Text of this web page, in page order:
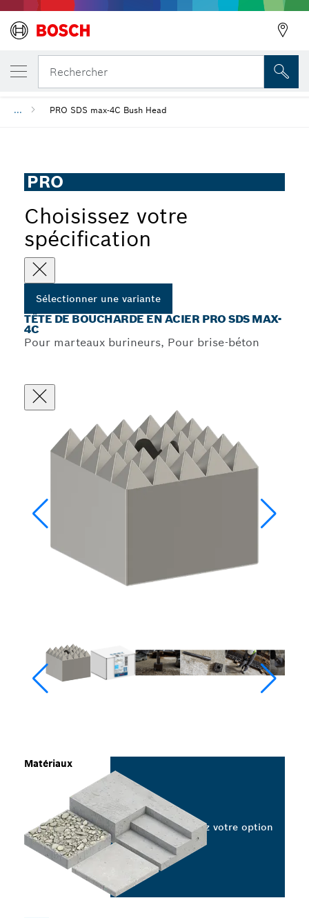
Rechercher
... PRO SDS max-4C Bush Head
PRO
Choisissez votre
spécification
Sélectionner une variante
TÊTE DE BOUCHARDE EN ACIER PRO SDS MAX-
4C
Pour marteaux burineurs, Pour brise-béton
Matériaux
Sélectionnez votre option
VOTRE VARIANTE SÉLECTIONNÉE
Tête de boucharde en acier PRO SDS max-